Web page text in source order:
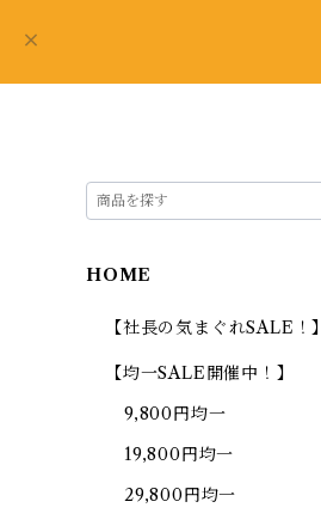
HOME
【社長の気まぐれSALE！】
【均一SALE開催中！】
9,800円均一
19,800円均一
29,800円均一